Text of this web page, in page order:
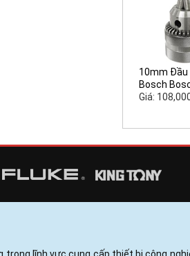
10mm Đầu
Bosch
Giá:
lĩnh vực cung cấp thiết bị công